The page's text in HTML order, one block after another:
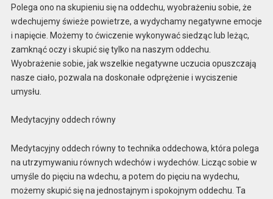
Polega ono na skupieniu się na oddechu, wyobrażeniu sobie, że
wdechujemy świeże powietrze, a wydychamy negatywne emocje
i napięcie. Możemy to ćwiczenie wykonywać siedząc lub leżąc,
zamknąć oczy i skupić się tylko na naszym oddechu.
Wyobrażenie sobie, jak wszelkie negatywne uczucia opuszczają
nasze ciało, pozwala na doskonałe odprężenie i wyciszenie
umysłu.
Medytacyjny oddech równy
Medytacyjny oddech równy to technika oddechowa, która polega
na utrzymywaniu równych wdechów i wydechów. Licząc sobie w
umyśle do pięciu na wdechu, a potem do pięciu na wydechu,
możemy skupić się na jednostajnym i spokojnym oddechu. Ta